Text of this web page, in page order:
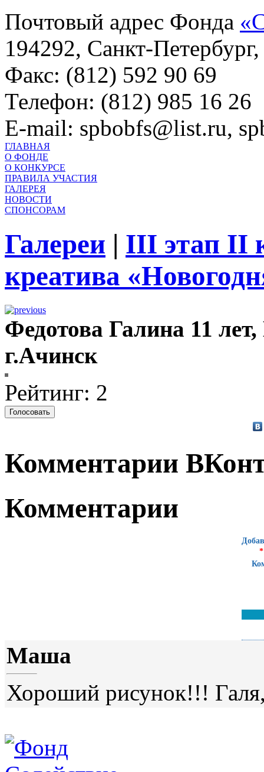
Почтовый адрес Фонда
194292, Санкт-
Факс: (812) 592 90 69
Телефон: (812) 985 16 26
E-mail: spbobfs@list.ru,
ГЛАВНАЯ
О ФОНДЕ
О КОНКУРСЕ
ПРАВИЛА УЧАСТИЯ
ГАЛЕРЕЯ
НОВОСТИ
СПОНСОРАМ
Галереи | III этап II
креатива
Федотова Галина 11
г.Ачинск
Рейтинг: 2
Комментарии
Комментарии
*
Маша
Хороший рисунок!!!